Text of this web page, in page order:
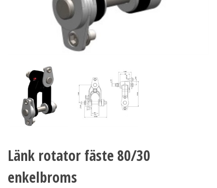
Länk rotator fäste 80/30
enkelbroms